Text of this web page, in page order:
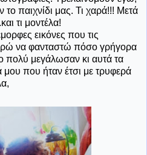
το παιχνίδι μας. Τι χαρά!!! Μετά
τι μοντέλα!
εικόνες που τις
να φανταστώ πόσο γρήγορα
πολύ μεγάλωσαν κι αυτά τα
που ήταν έτσι με τρυφερά